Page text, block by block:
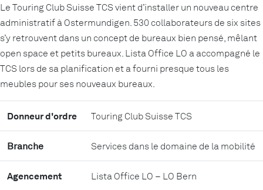
Le Touring Club Suisse TCS vient d’installer un nouveau centre
administratif à Ostermundigen. 530 collaborateurs de six sites
s’y retrouvent dans un concept de bureaux bien pensé, mêlant
open space et petits bureaux. Lista Office LO a accompagné le
TCS lors de sa planification et a fourni presque tous les
meubles pour ses nouveaux bureaux.
Donneur d'ordre Touring Club Suisse TCS
Branche Services dans le domaine de la mobilité
Agencement Lista Office LO – LO Bern